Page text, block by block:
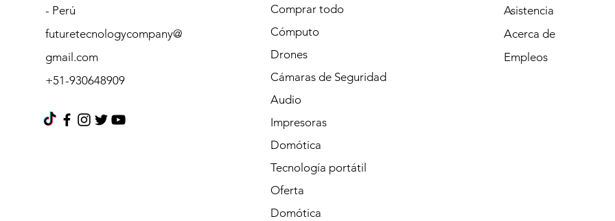
- Perú
futuretecnologycompany@
gmail.com
+51-930648909
Comprar todo
Cómputo
Drones
Cámaras de Seguridad
Audio
Impresoras
Domótica
Tecnología portátil
Oferta
Domótica
Asistencia
Acerca de
Empleos